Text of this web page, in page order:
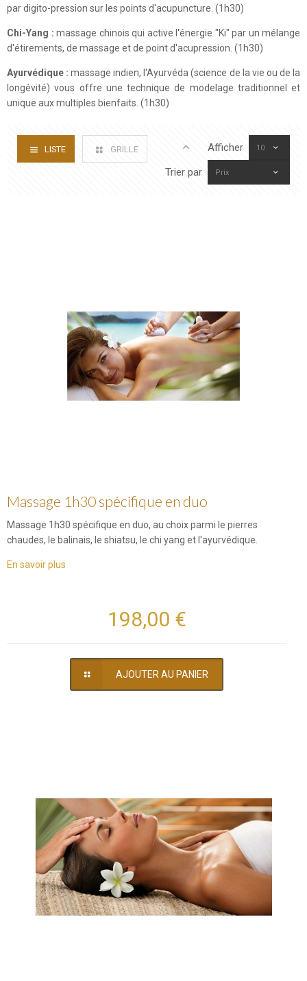
par digito-pression sur les points d'acupuncture. (1h30)
Chi-Yang : massage chinois qui active l'énergie "Ki" par un mélange
d'étirements, de massage et de point d'acupression. (1h30)
Ayurvédique : massage indien, l'Ayurvéda (science de la vie ou de la
longévité) vous offre une technique de modelage traditionnel et
unique aux multiples bienfaits. (1h30)
LISTE GRILLE Afficher 10
Trier par Prix
Massage 1h30 spécifique en duo
Massage 1h30 spécifique en duo, au choix parmi le pierres
chaudes, le balinais, le shiatsu, le chi yang et l'ayurvédique.
En savoir plus
198,00 €
AJOUTER AU PANIER